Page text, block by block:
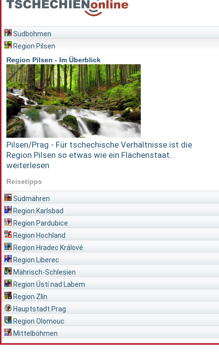
Südböhmen
Region Pilsen
Region Pilsen - Im Überblick
Pilsen/Prag - Für tschechische Verhältnisse ist die
Region Pilsen so etwas wie ein Flächenstaat...
weiterlesen
Reisetipps
Südmähren
Region Karlsbad
Region Pardubice
Region Hochland
Region Hradec Králové
Region Liberec
Mährisch-Schlesien
Region Ústí nad Labem
Region Zlín
Hauptstadt Prag
Region Olomouc
Mittelböhmen